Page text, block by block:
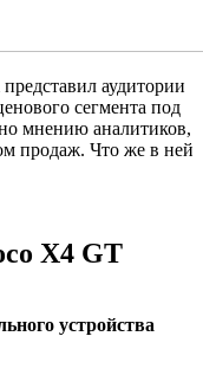
аудитории
сегмента под
мнению аналитиков,
продаж. Что же в ней
X4 GT
устройства